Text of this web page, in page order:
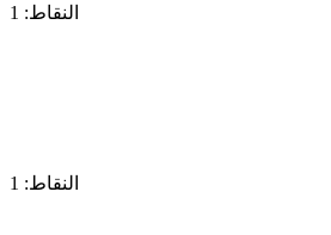
النقاط: 1
النقاط: 1